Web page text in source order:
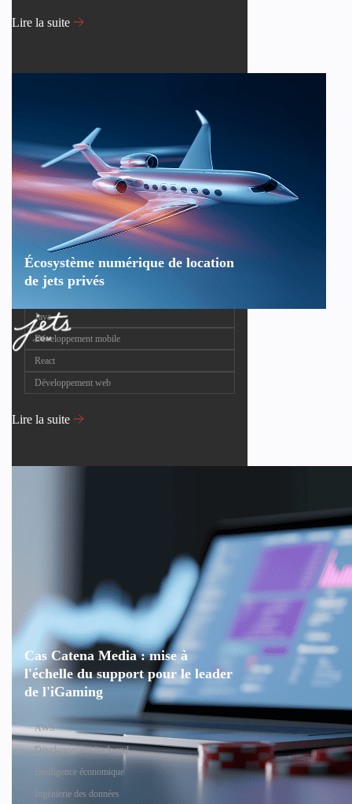
Lire la suite
Écosystème numérique de location
de jets privés
Java
Développement mobile
React
Développement web
Lire la suite
Cas Catena Media : mise à
l'échelle du support pour le leader
de l'iGaming
AWS
Développement back-end
Intelligence économique
Ingénierie des données